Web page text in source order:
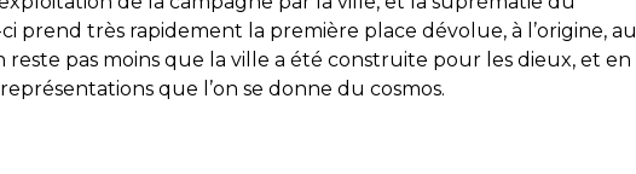
prend très rapidement la première place dévolue, à l’origine, au
reste pas moins que la ville a été construite pour les dieux, et en
que l’on se donne du cosmos.